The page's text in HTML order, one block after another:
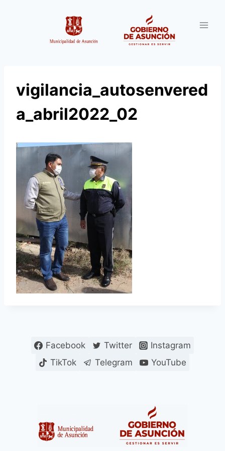
vigilancia_autosenvered
a_abril2022_02
Facebook Twitter
Instagram
TikTok
Telegram YouTube